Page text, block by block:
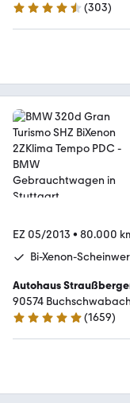
4.4 Sterne
(303)
EZ 05/2013 • 80.000
Bi-Xenon-
Autohaus
90574
4.9 Sterne
(1659)